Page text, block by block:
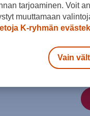
tarjoaminen. Voit
muuttamaan
K-ryhmän
Vain